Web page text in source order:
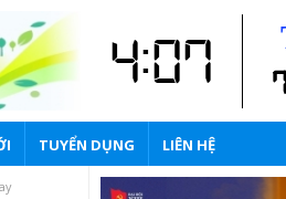
4:07 7
TUYỂN DỤNG LIÊN HỆ